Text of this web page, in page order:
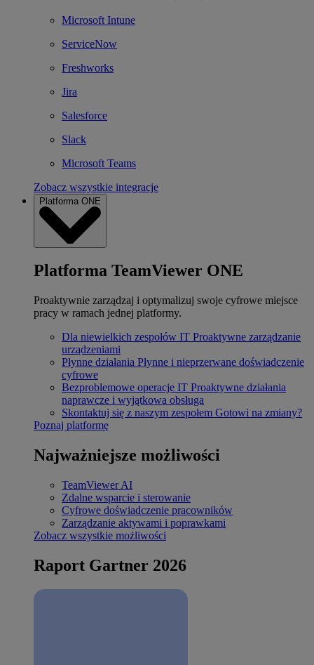
Microsoft Intune
ServiceNow
Freshworks
Jira
Salesforce
Slack
Microsoft Teams
Zobacz wszystkie integracje
Platforma ONE
Platforma TeamViewer ONE
Proaktywnie zarządzaj i optymalizuj swoje cyfrowe miejsce
pracy w ramach jednej platformy.
Dla niewielkich zespołów IT Proaktywne zarządzanie
urządzeniami
Płynne działania Płynne i nieprzerwane doświadczenie
cyfrowe
Bezproblemowe operacje IT Proaktywne działania
naprawcze i wyjątkowa obsługa
Skontaktuj się z naszym zespołem Gotowi na zmiany?
Poznaj platformę
Najważniejsze możliwości
TeamViewer AI
Zdalne wsparcie i sterowanie
Cyfrowe doświadczenie pracowników
Zarządzanie aktywami i poprawkami
Zobacz wszystkie możliwości
Raport Gartner 2026